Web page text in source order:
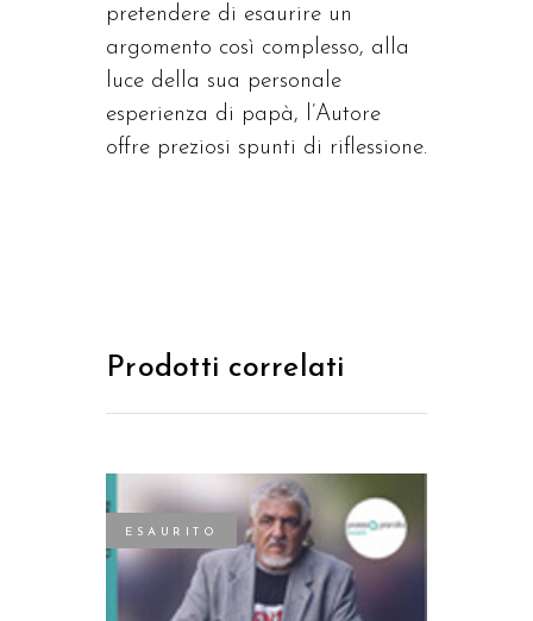
pretendere di esaurire un
argomento così complesso, alla
luce della sua personale
esperienza di papà, l’Autore
offre preziosi spunti di riflessione.
Prodotti correlati
ESAURITO